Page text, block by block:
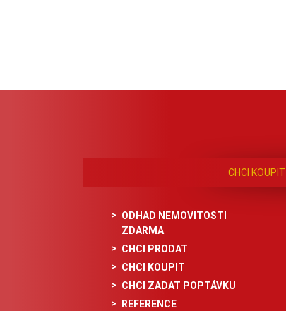
CHCI KOUPIT
ODHAD NEMOVITOSTI
ZDARMA
CHCI PRODAT
CHCI KOUPIT
CHCI ZADAT POPTÁVKU
REFERENCE